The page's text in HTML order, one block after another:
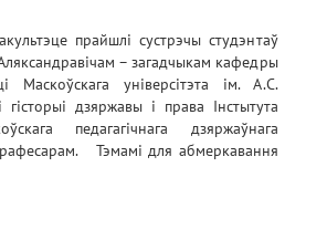
прайшлі сустрэчы студэнтаў
– загадчыкам кафедры
Маскоўскага універсітэта ім. А.С.
дзяржавы і права Інстытута
педагагічнага дзяржаўнага
Тэмамі для абмеркавання